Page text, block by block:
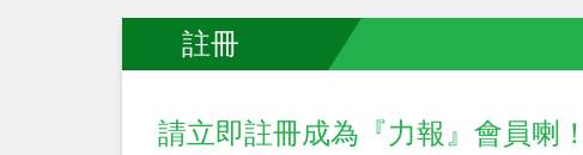
註冊
請立即註冊成為『力報』會員喇！